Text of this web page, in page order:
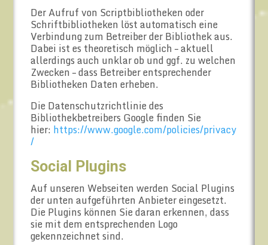
Der Aufruf von Scriptbibliotheken oder
Schriftbibliotheken löst automatisch eine
Verbindung zum Betreiber der Bibliothek aus.
Dabei ist es theoretisch möglich – aktuell
allerdings auch unklar ob und ggf. zu welchen
Zwecken – dass Betreiber entsprechender
Bibliotheken Daten erheben.
Die Datenschutzrichtlinie des
Bibliothekbetreibers Google finden Sie
hier: https://www.google.com/policies/privacy
/
Social Plugins
Auf unseren Webseiten werden Social Plugins
der unten aufgeführten Anbieter eingesetzt.
Die Plugins können Sie daran erkennen, dass
sie mit dem entsprechenden Logo
gekennzeichnet sind.